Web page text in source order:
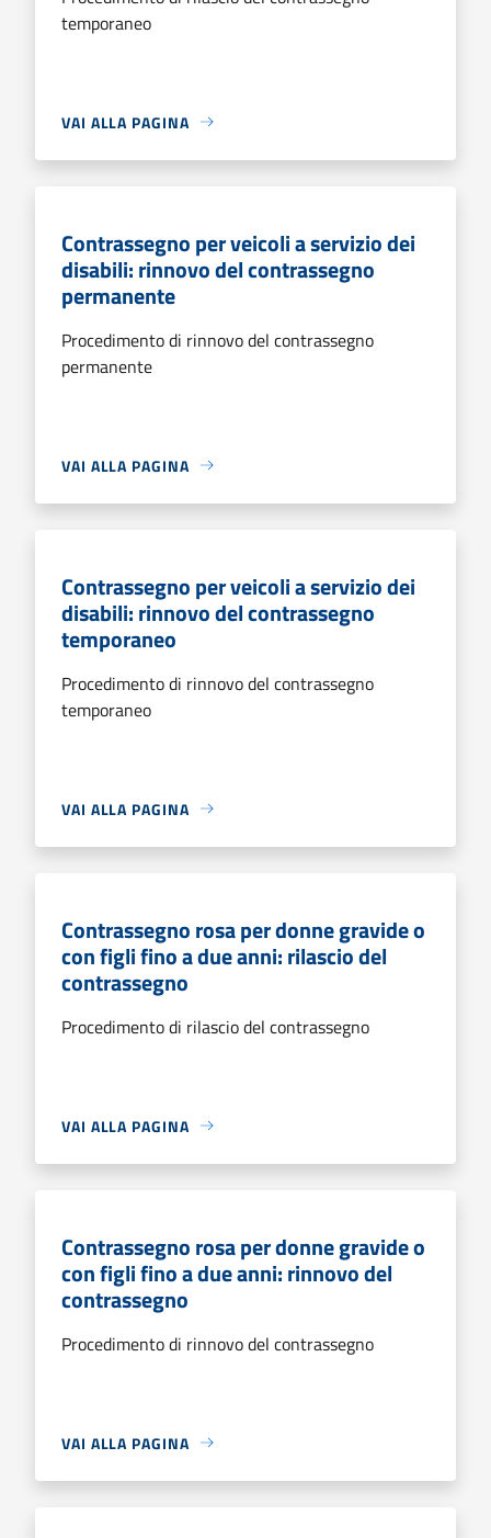
temporaneo
VAI ALLA PAGINA
Contrassegno per veicoli a servizio dei
disabili: rinnovo del contrassegno
permanente
Procedimento di rinnovo del contrassegno
permanente
VAI ALLA PAGINA
Contrassegno per veicoli a servizio dei
disabili: rinnovo del contrassegno
temporaneo
Procedimento di rinnovo del contrassegno
temporaneo
VAI ALLA PAGINA
Contrassegno rosa per donne gravide o
con figli fino a due anni: rilascio del
contrassegno
Procedimento di rilascio del contrassegno
VAI ALLA PAGINA
Contrassegno rosa per donne gravide o
con figli fino a due anni: rinnovo del
contrassegno
Procedimento di rinnovo del contrassegno
VAI ALLA PAGINA